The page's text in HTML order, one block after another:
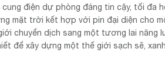
điện dự phòng đáng tin cậy, tối đa
mặt trời kết hợp với pin đại diện cho
chuyển dịch sang một tương lai năng
để xây dựng một thế giới sạch sẽ,